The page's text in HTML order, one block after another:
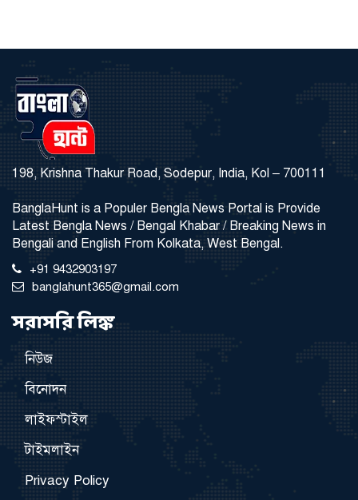
198, Krishna Thakur Road, Sodepur, India, Kol – 700111
BanglaHunt is a Populer Bengla News Portal is Provide
Latest Bengla News / Bengal Khabar / Breaking News in
Bengali and English From Kolkata, West Bengal.
+91 9432903197
banglahunt365@gmail.com
সরাসরি লিঙ্ক
নিউজ
বিনোদন
লাইফস্টাইল
টাইমলাইন
Privacy Policy